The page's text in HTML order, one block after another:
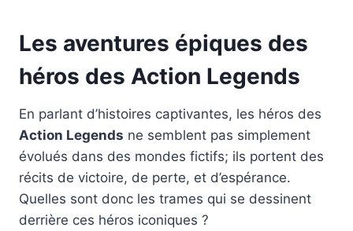
Les aventures épiques des
héros des Action Legends
En parlant d’histoires captivantes, les héros des
Action Legends ne semblent pas simplement
évolués dans des mondes fictifs; ils portent des
récits de victoire, de perte, et d’espérance.
Quelles sont donc les trames qui se dessinent
derrière ces héros iconiques ?